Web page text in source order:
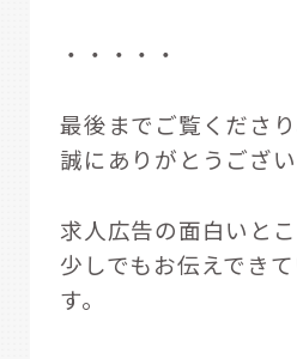
・・・・・
最後までご覧くださり
誠にありがとうござい
求人広告の面白いと
少しでもお伝えでき
す。